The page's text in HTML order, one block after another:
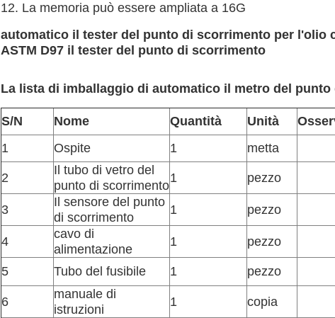
12. La memoria può essere ampliata a 16G
automatico il tester del punto di scorrimento per
ASTM D97 il tester del punto di scorrimento
La lista di imballaggio di automatico il metro del
S/N Nome Quantità Unità
1
Ospite 1 metta
2
Il tubo di vetro del
punto di scorrimento
1 pezzo
3
Il sensore del punto
di scorrimento
1 pezzo
4
cavo di
alimentazione
1 pezzo
5 Tubo del fusibile 1 pezzo
6
manuale di
istruzioni
1 copia